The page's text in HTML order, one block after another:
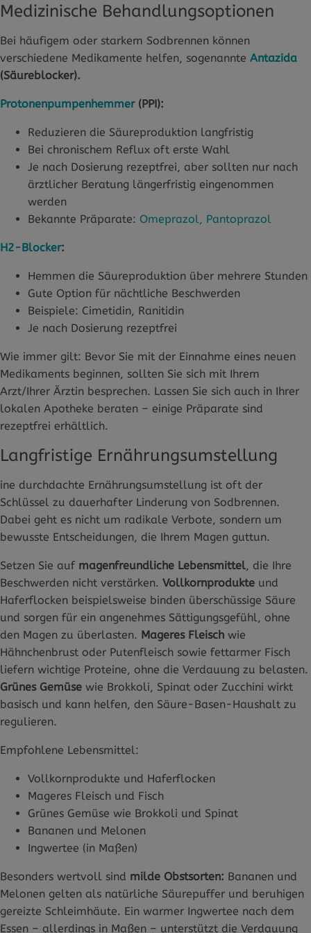
Medizinische Behandlungsoptionen
Bei häufigem oder starkem Sodbrennen können
verschiedene Medikamente helfen, sogenannte Antazida
(Säureblocker).
Protonenpumpenhemmer(PPI):
Reduzieren die Säureproduktion langfristig
Bei chronischem Reflux oft erste Wahl
Je nach Dosierung rezeptfrei, aber sollten nur nach
ärztlicher Beratung längerfristig eingenommen
werden
Bekannte Präparate: Omeprazol, Pantoprazol
H2-Blocker:
Hemmen die Säureproduktion über mehrere Stunden
Gute Option für nächtliche Beschwerden
Beispiele: Cimetidin, Ranitidin
Je nach Dosierung rezeptfrei
Wie immer gilt: Bevor Sie mit der Einnahme eines neuen
Medikaments beginnen, sollten Sie sich mit Ihrem
Arzt/Ihrer Ärztin besprechen. Lassen Sie sich auch in Ihrer
lokalen Apotheke beraten – einige Präparate sind
rezeptfrei erhältlich.
Langfristige Ernährungsumstellung
ine durchdachte Ernährungsumstellung ist oft der
Schlüssel zu dauerhafter Linderung von Sodbrennen.
Dabei geht es nicht um radikale Verbote, sondern um
bewusste Entscheidungen, die Ihrem Magen guttun.
Setzen Sie auf magenfreundliche Lebensmittel, die Ihre
Beschwerden nicht verstärken. Vollkornprodukte und
Haferflocken beispielsweise binden überschüssige Säure
und sorgen für ein angenehmes Sättigungsgefühl, ohne
den Magen zu überlasten. Mageres Fleisch wie
Hähnchenbrust oder Putenfleisch sowie fettarmer Fisch
liefern wichtige Proteine, ohne die Verdauung zu belasten.
Grünes Gemüse wie Brokkoli, Spinat oder Zucchini wirkt
basisch und kann helfen, den Säure-Basen-Haushalt zu
regulieren.
Empfohlene Lebensmittel:
Vollkornprodukte und Haferflocken
Mageres Fleisch und Fisch
Grünes Gemüse wie Brokkoli und Spinat
Bananen und Melonen
Ingwertee (in Maßen)
Besonders wertvoll sind milde Obstsorten: Bananen und
Melonen gelten als natürliche Säurepuffer und beruhigen
gereizte Schleimhäute. Ein warmer Ingwertee nach dem
Essen – allerdings in Maßen – unterstützt die Verdauung